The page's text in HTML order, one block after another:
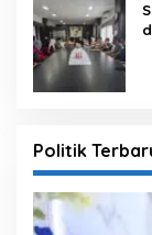
Politik